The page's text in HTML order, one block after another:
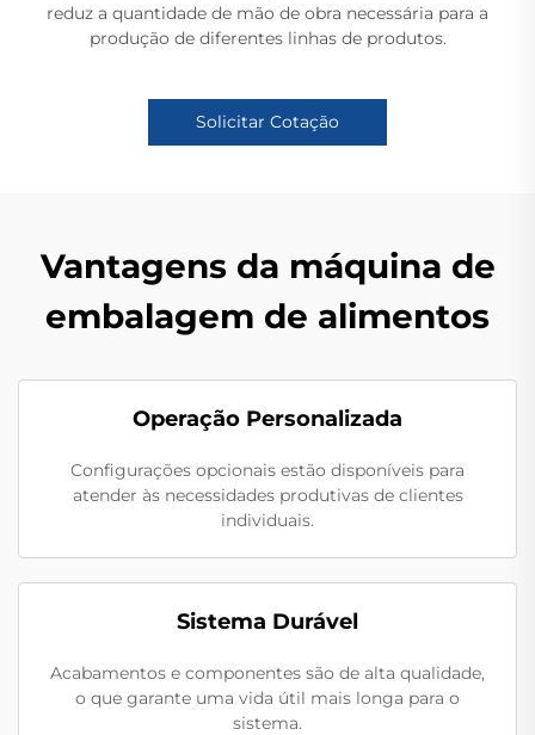
reduz a quantidade de mão de obra necessária para a
produção de diferentes linhas de produtos.
Solicitar Cotação
Vantagens da máquina de
embalagem de alimentos
Operação Personalizada
Configurações opcionais estão disponíveis para
atender às necessidades produtivas de clientes
individuais.
Sistema Durável
Acabamentos e componentes são de alta qualidade,
o que garante uma vida útil mais longa para o
sistema.